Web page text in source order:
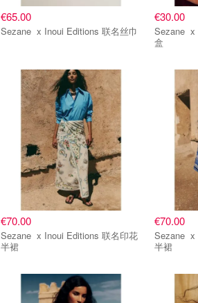
€65.00
Sezane x Inoui Editions 联名丝巾
€30.00
Sezane x Inoui Editions 联名首饰
盒
€70.00
Sezane x Inoui Editions 联名印花
半裙
€70.00
Sezane x Inoui Editions 联名印花
半裙